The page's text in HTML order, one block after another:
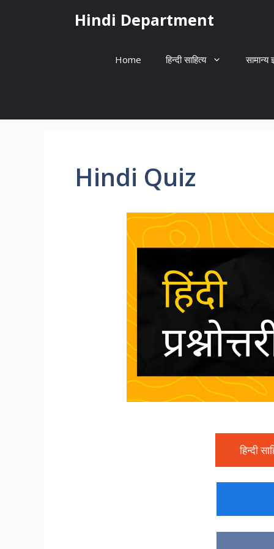
Hindi Department
Home हिन्दी साहित्य सामान्य
Hindi Quiz
हिन्दी